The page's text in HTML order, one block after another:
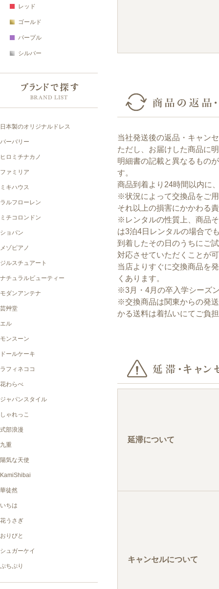
当社発送後の返品・キャン
ただし、お届けした商品に
明細書の記載と異なるもの
す。
商品到着より24時間以内に
※状況によって交換品をご
それ以上の損害にかかわる
※レンタルの性質上、商品
は3泊4日レンタルの場合で
到着したその日のうちにご
対応させていただくことが
当店よりすぐに交換商品を
くあります。
※3月・4月の卒入学シーズ
※交換商品は関東からの発
かる送料は着払いにてご負
延滞について
キャンセルについて